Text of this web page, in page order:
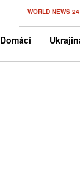
WORLD NEWS 24
Domácí